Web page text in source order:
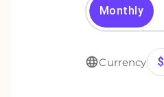
Monthly
Currency $